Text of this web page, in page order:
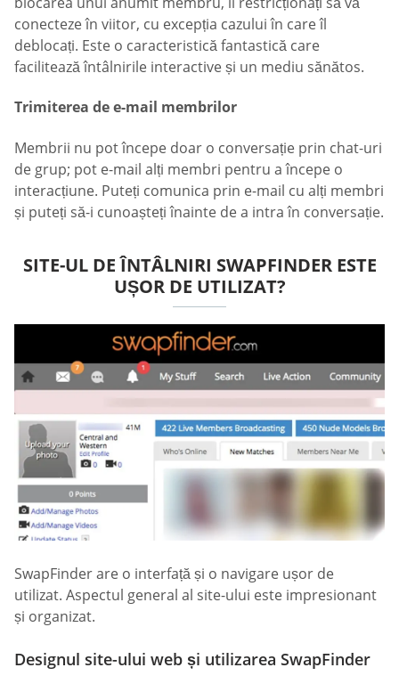
conecteze în viitor, cu excepția cazului în care îl
deblocați. Este o caracteristică fantastică care
facilitează întâlnirile interactive și un mediu sănătos.
Trimiterea de e-mail membrilor
Membrii nu pot începe doar o conversație prin chat-uri
de grup; pot e-mail alți membri pentru a începe o
interacțiune. Puteți comunica prin e-mail cu alți membri
și puteți să-i cunoașteți înainte de a intra în conversație.
SITE-UL DE ÎNTÂLNIRI SWAPFINDER ESTE
UȘOR DE UTILIZAT?
SwapFinder are o interfață și o navigare ușor de
utilizat. Aspectul general al site-ului este impresionant
și organizat.
Designul site-ului web și utilizarea SwapFinder